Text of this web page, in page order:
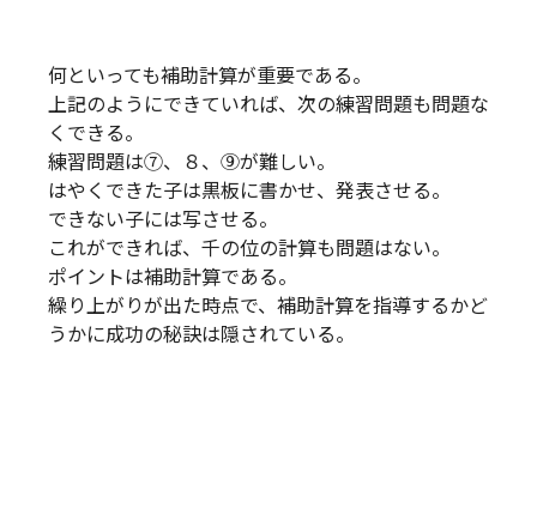
何といっても補助計算が重要である。
上記のようにできていれば、次の練習問題も問題な
くできる。
練習問題は⑦、８、⑨が難しい。
はやくできた子は黒板に書かせ、発表させる。
できない子には写させる。
これができれば、千の位の計算も問題はない。
ポイントは補助計算である。
繰り上がりが出た時点で、補助計算を指導するかど
うかに成功の秘訣は隠されている。